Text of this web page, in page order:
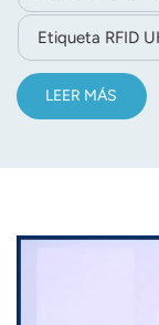
Etiqueta RFID
LEER MÁS